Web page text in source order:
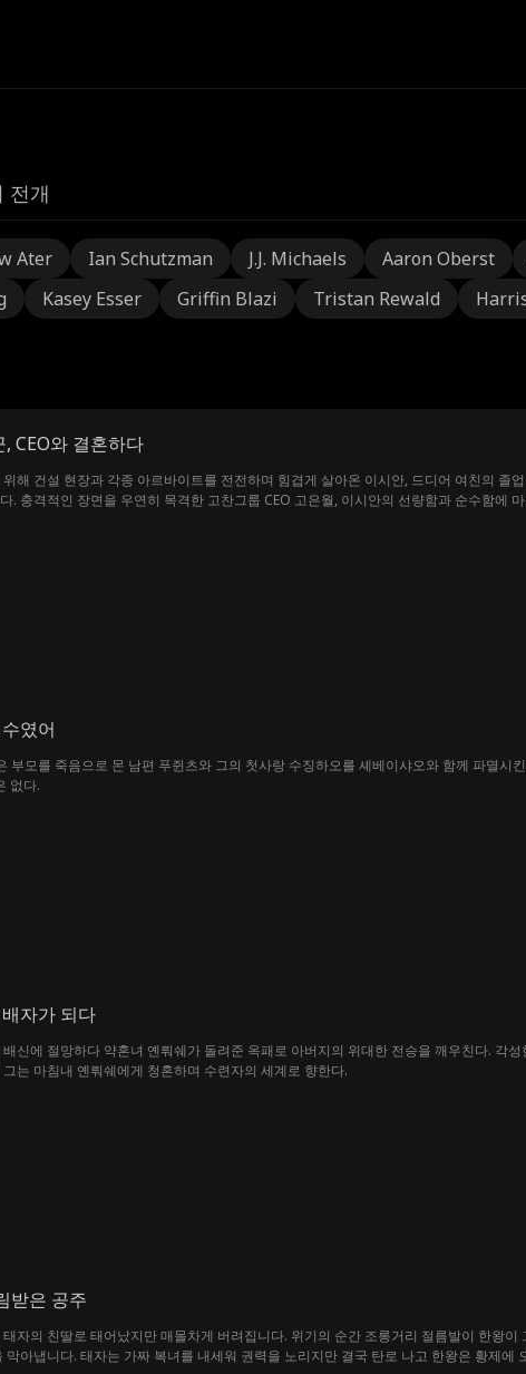
전개
Ater Ian Schutzman J.J. Michaels Aaron Oberst
Kasey Esser Griffin Blazi Tristan Rewald
CEO와 결혼하다
해 건설 현장과 각종 아르바이트를 전전하며 힘겹게 살아온 이시안, 드디어 여친의 졸
. 충격적인 장면을 우연히 목격한 고찬그룹 CEO 고은월, 이시안의 선량함과 순수함에
였어
부모를 죽음으로 몬 남편 푸쥔츠와 그의 첫사랑 수징하오를 셰베이샤오와 함께 파멸시
없다.
자가 되다
신에 절망하다 약혼녀 옌뤄쉐가 돌려준 옥패로 아버지의 위대한 전승을 깨우친다. 각
는 마침내 옌뤄쉐에게 청혼하며 수련자의 세계로 향한다.
받은 공주
자의 친딸로 태어났지만 매몰차게 버려집니다. 위기의 순간 조롱거리 절름발이 한왕
막아냅니다. 태자는 가짜 복녀를 내세워 권력을 노리지만 결국 탄로 나고 한왕은 황제